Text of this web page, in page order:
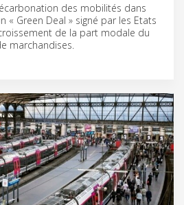
des mobilités dans
« Green Deal » signé par les Etats
de la part modale du
marchandises.